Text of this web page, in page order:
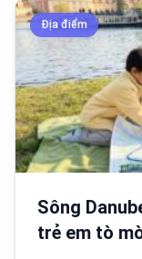
Địa điểm
Sông
trẻ em tò